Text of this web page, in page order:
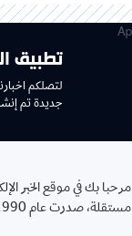
تطبيق
لتصلكم
جديدة تم
مرحبا بك في موقع الخبر
مستقلة، صدرت عام 1990